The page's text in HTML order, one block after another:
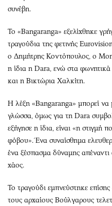
συνέβη.
Το «Bangaranga» εξελίχθηκε
τραγούδια της φετινής
ο Δημήτρης Κοντόπουλος, ο
η ίδια η Dara, ενώ στα
και η Βικτώρια Χαλκίτη.
Η λέξη «Bangaranga» μπορεί να
γλώσσα, όμως για τη Dara
εξήγησε η ίδια, είναι «η στιγμή
φόβου». Ένα συναίσθημα
ένα ξέσπασμα δύναμης απέναντι
χάος.
Το τραγούδι εμπνεύστηκε
τους αρχαίους Βούλγαρους